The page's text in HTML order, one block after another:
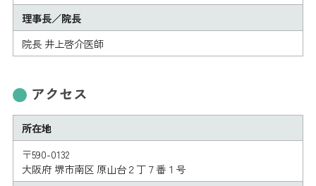
理事長／院長
院長 井上啓介医師
アクセス
所在地
〒590-0132
大阪府 堺市南区 原山台２丁７番１号